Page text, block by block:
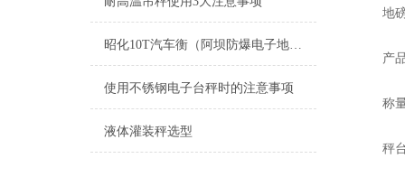
昭化10T汽车衡（阿坝防爆电子地磅）安居40T汽车磅维修
使用不锈钢电子台秤时的注意事项
液体灌装秤选型
地磅
产品
称量范
秤台